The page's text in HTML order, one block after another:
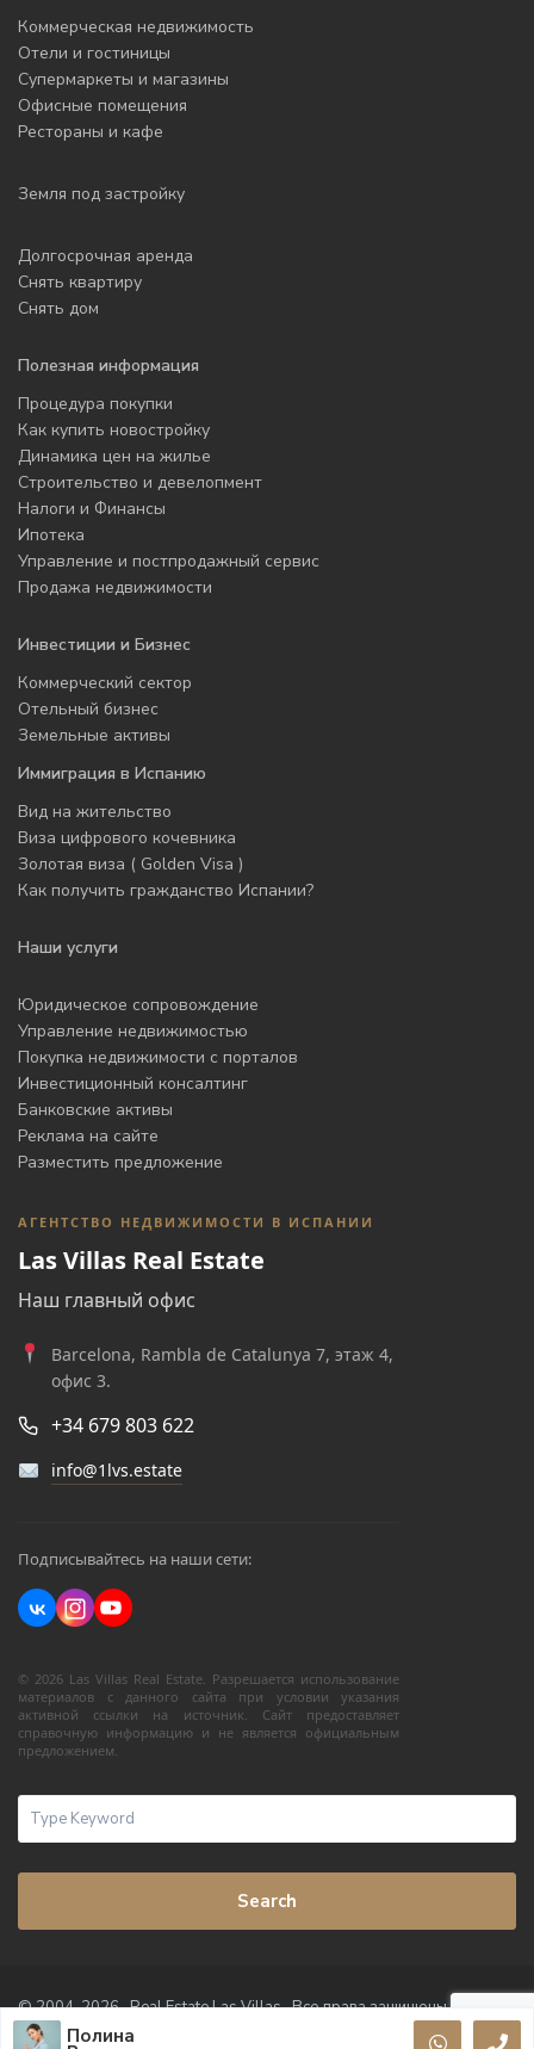
Коммерческая недвижимость
Отели и гостиницы
Супермаркеты и магазины
Офисные помещения
Рестораны и кафе
Земля под застройку
Долгосрочная аренда
Снять квартиру
Снять дом
Полезная информация
Процедура покупки
Как купить новостройку
Динамика цен на жилье
Строительство и девелопмент
Налоги и Финансы
Ипотека
Управление и постпродажный сервис
Продажа недвижимости
Инвестиции и Бизнес
Коммерческий сектор
Отельный бизнес
Земельные активы
Иммиграция в Испанию
Вид на жительство
Виза цифрового кочевника
Золотая виза ( Golden Visa )
Как получить гражданство Испании?
Наши услуги
Юридическое сопровождение
Управление недвижимостью
Покупка недвижимости с порталов
Инвестиционный консалтинг
Банковские активы
Реклама на сайте
Разместить предложение
АГЕНТСТВО НЕДВИЖИМОСТИ В ИСПАНИИ
Las Villas Real Estate
Наш главный офис
Barcelona, Rambla de Catalunya 7, этаж 4,
офис 3.
+34 679 803 622
info@1lvs.estate
Подписывайтесь на наши сети:
© 2026 Las Villas Real Estate. Разрешается использование
материалов с данного сайта при условии указания
активной ссылки на источник. Сайт предоставляет
справочную информацию и не является официальным
предложением.
Search
© 2004-2026 · Real Estate Las Villas · Все права защищены
Полина